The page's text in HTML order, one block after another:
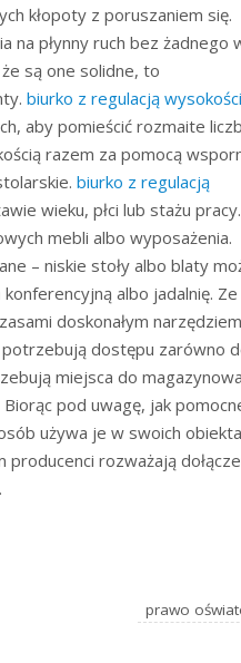
kłopoty z poruszaniem się.
płynny ruch bez żadnego
są one solidne, to
biurko z regulacją wysokości
aby pomieścić rozmaite
razem za pomocą
biurko z regulacją
wieku, płci lub stażu pracy.
mebli albo wyposażenia.
– niskie stoły albo blaty
albo jadalnię. Ze
doskonałym narzędziem
dostępu zarówno
miejsca do
pod uwagę, jak
używa je w swoich
rozważają
prawo